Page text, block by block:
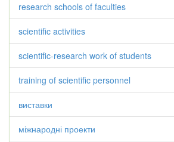
research schools of faculties
scientific activities
scientific-research work of students
training of scientific personnel
виставки
міжнародні проекти